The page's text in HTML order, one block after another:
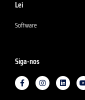
Lei
Software
Siga-nos
F
a
c
I
n
s
L
i
n